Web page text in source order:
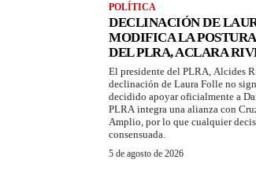
POLÍTICA
DECLINACIÓN DE
MODIFICA LA
DEL PLRA, ACLARA
El presidente del PLRA, Alcides
declinación de Laura Folle no
decidido apoyar oficialmente a
PLRA integra una alianza con
Amplio, por lo que cualquier
consensuada.
5 de agosto de 2026